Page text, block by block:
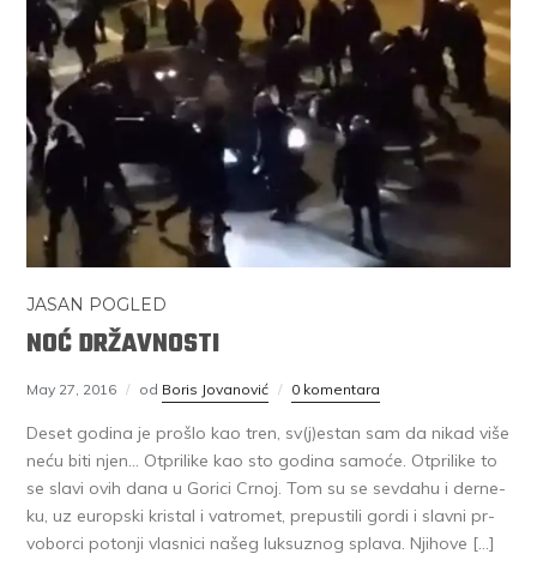
JASAN POGLED
NOĆ DRŽAVNOSTI
May 27, 2016 od Boris Jovanović 0 komentara
De­set go­di­na je pro­šlo kao tren, sv(j)estan sam da ni­kad vi­še
ne­ću bi­ti njen… Ot­pri­li­ke kao sto go­di­na sa­mo­će. Ot­pri­li­ke to
se sla­vi ovih da­na u Go­ri­ci Cr­noj. Tom su se sev­da­hu i der­ne­
ku, uz europ­ski kri­stal i va­tro­met, pre­pu­sti­li gor­di i slav­ni pr­
vo­bor­ci po­to­nji vla­sni­ci na­šeg luk­su­znog spla­va. Nji­ho­ve […]